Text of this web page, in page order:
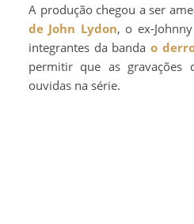
A produção chegou a ser
de John Lydon, o ex-
integrantes da bandao
permitir que as gravações
ouvidas na série.